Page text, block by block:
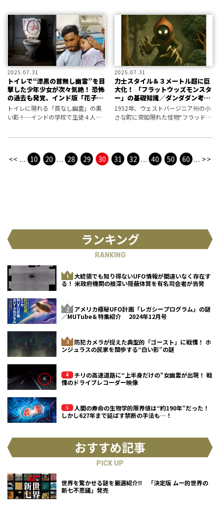
影者を見つめる黒い影の恐怖！
2025.07.31
トイレで“漆黒の首無し幽霊”を目
撃した少年少女が次々気絶！ 恐怖
の過去も発覚、インド版「花子さ
ん」事件発生
トイレに現れる「首なし幽霊」の黒
い影――！ インドの学校で生徒４人が
2025.07.31
力士スタイル＆３メートル超に巨
大化！ 「フラットウッズモンスタ
ー」の基礎知識／ダンダダン考察
ファイル
1952年、ウェストバージニア州の小
さな町に突如現れた怪物“フラッドウ
<< ... 10 20 ... 28 29 30 31 32 ... 40 50 60 ... >>
ランキング
RANKING
大統領でも知り得ないUFO情報が間違いなく存在す
る！ 米政府機関の根深い隠蔽体質を有名司会者が告発
アメリカ極秘UFO計画「レガシープログラム」の謎
／MUTube＆特集紹介 2024年12月号
防犯カメラが捉えた典型的「ゴースト」に戦慄！ ホ
ンジュラスの民家を闊歩する“白い影”の謎
チリの高速道路に“上半身だけの”女幽霊が出現！ 戦
慄のドライブレコーダー映像
人間の寿命の生物学的限界値は“約190年”だった！
しかし627年まで延ばす禁断の手法も…！
おすすめ記事
PICK UP
世界を驚かせる謎を厳選紹介!! 「決定版 ムー的世界の
新七不思議」発売